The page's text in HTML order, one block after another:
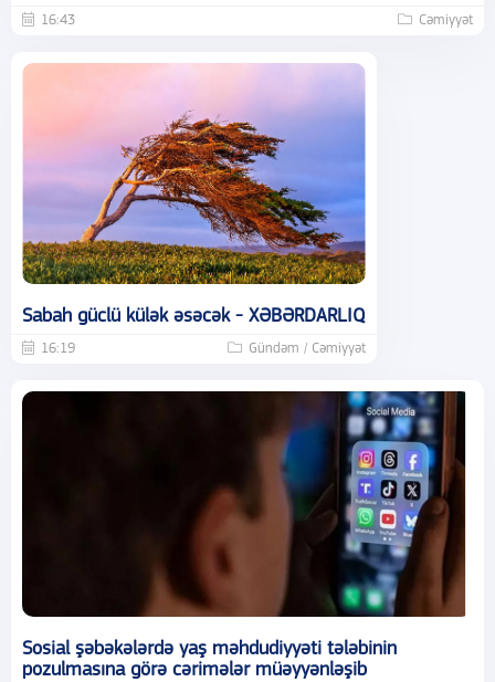
16:43 Cəmiyyət
Sabah güclü külək əsəcək - XƏBƏRDARLIQ
16:19 Gündəm / Cəmiyyət
Sosial şəbəkələrdə yaş məhdudiyyəti tələbinin
pozulmasına görə cərimələr müəyyənləşib